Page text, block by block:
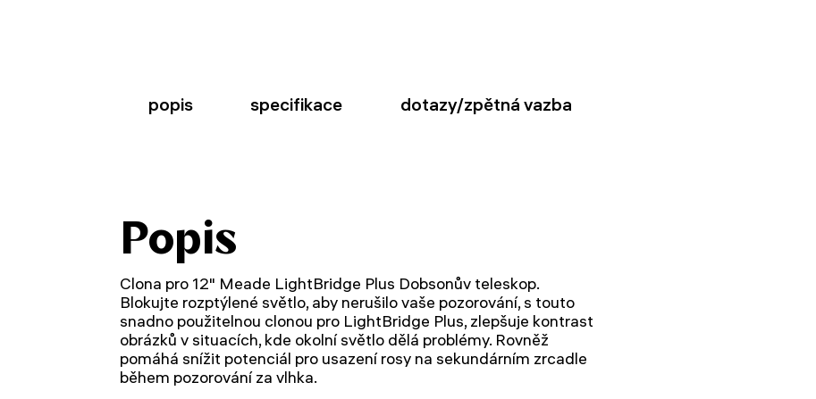
popis specifikace dotazy/zpětná vazba
Popis
Clona pro 12" Meade LightBridge Plus Dobsonův teleskop.
Blokujte rozptýlené světlo, aby nerušilo vaše pozorování, s touto
snadno použitelnou clonou pro LightBridge Plus, zlepšuje kontrast
obrázků v situacích, kde okolní světlo dělá problémy. Rovněž
pomáhá snížit potenciál pro usazení rosy na sekundárním zrcadle
během pozorování za vlhka.